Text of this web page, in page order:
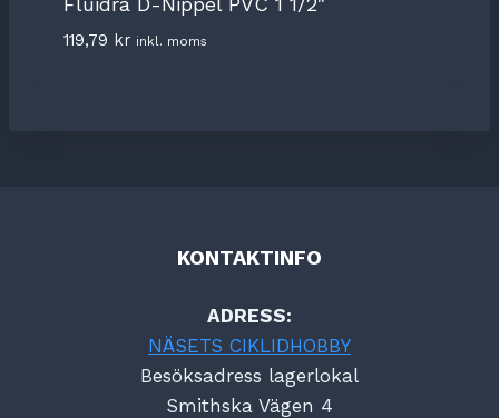
119,79 kr inkl. moms
KONTAKTINFO
ADRESS:
NÄSETS CIKLIDHOBBY
Besöksadress lagerlokal
Smithska Vägen 4